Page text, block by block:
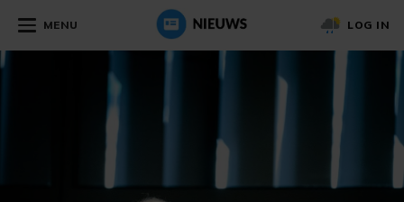
MENU LOG IN